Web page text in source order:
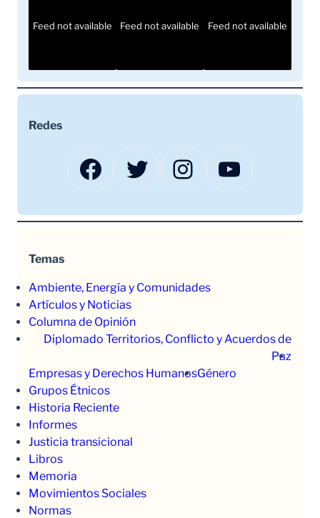
Feed not available Feed not available Feed not available
Redes
Facebook Twitter Instagram YouTube
Temas
Ambiente, Energía y Comunidades
Artículos y Noticias
Columna de Opinión
Diplomado Territorios, Conflicto y Acuerdos de
Paz
Empresas y Derechos HumanosGénero
Grupos Étnicos
Historia Reciente
Informes
Justicia transicional
Libros
Memoria
Movimientos Sociales
Normas